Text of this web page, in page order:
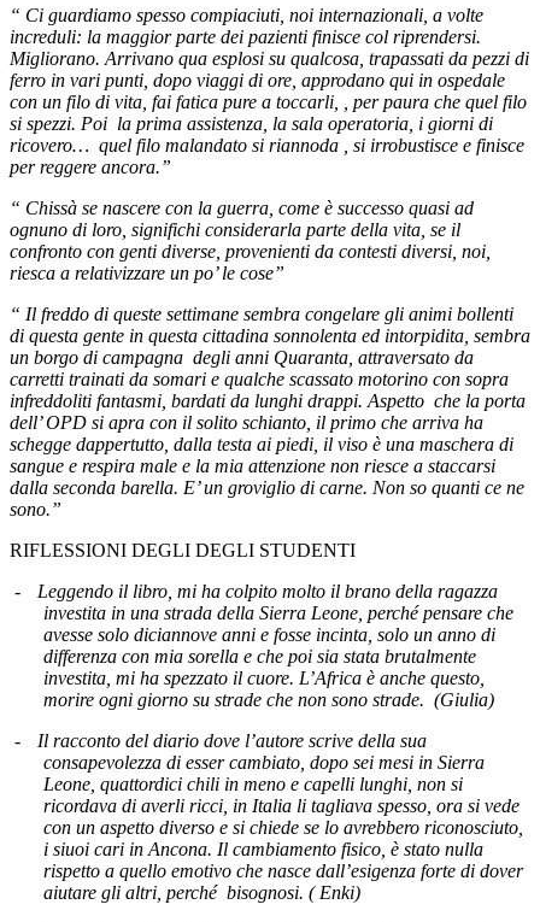
“ Ci guardiamo spesso compiaciuti, noi internazionali, a volte
increduli: la maggior parte dei pazienti finisce col riprendersi.
Migliorano. Arrivano qua esplosi su qualcosa, trapassati da pezzi di
ferro in vari punti, dopo viaggi di ore, approdano qui in ospedale
con un filo di vita, fai fatica pure a toccarli, , per paura che quel filo
si spezzi. Poi la prima assistenza, la sala operatoria, i giorni di
ricovero… quel filo malandato si riannoda , si irrobustisce e finisce
per reggere ancora.”
“ Chissà se nascere con la guerra, come è successo quasi ad
ognuno di loro, significhi considerarla parte della vita, se il
confronto con genti diverse, provenienti da contesti diversi, noi,
riesca a relativizzare un po’ le cose”
“ Il freddo di queste settimane sembra congelare gli animi bollenti
di questa gente in questa cittadina sonnolenta ed intorpidita, sembra
un borgo di campagna degli anni Quaranta, attraversato da
carretti trainati da somari e qualche scassato motorino con sopra
infreddoliti fantasmi, bardati da lunghi drappi. Aspetto che la porta
dell’ OPD si apra con il solito schianto, il primo che arriva ha
schegge dappertutto, dalla testa ai piedi, il viso è una maschera di
sangue e respira male e la mia attenzione non riesce a staccarsi
dalla seconda barella. E’ un groviglio di carne. Non so quanti ce ne
sono.”
RIFLESSIONI DEGLI DEGLI STUDENTI
-
Leggendo il libro, mi ha colpito molto il brano della ragazza
investita in una strada della Sierra Leone, perché pensare che
avesse solo diciannove anni e fosse incinta, solo un anno di
differenza con mia sorella e che poi sia stata brutalmente
investita, mi ha spezzato il cuore. L’Africa è anche questo,
morire ogni giorno su strade che non sono strade. (Giulia)
-
Il racconto del diario dove l’autore scrive della sua
consapevolezza di esser cambiato, dopo sei mesi in Sierra
Leone, quattordici chili in meno e capelli lunghi, non si
ricordava di averli ricci, in Italia li tagliava spesso, ora si vede
con un aspetto diverso e si chiede se lo avrebbero riconosciuto,
i siuoi cari in Ancona. Il cambiamento fisico, è stato nulla
rispetto a quello emotivo che nasce dall’esigenza forte di dover
aiutare gli altri, perché bisognosi. ( Enki)